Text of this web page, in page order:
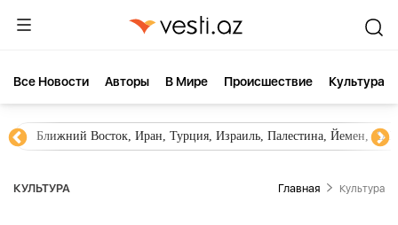
Все Новости Aвторы В Мире Происшествие Культура
Ближний Восток, Иран, Турция, Израиль, Палестина, Йемен,
КУЛЬТУРА Главная Культура